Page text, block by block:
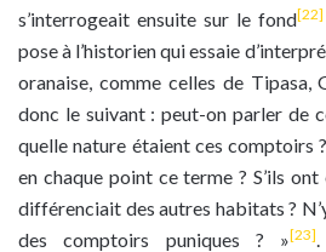
s’interrogeait ensuite sur le fond[22]
pose à l’historien qui essaie
oranaise, comme celles de Tipasa,
donc le suivant : peut-on parler de
quelle nature étaient ces comptoirs
en chaque point ce terme ? S’ils ont
différenciait des autres habitats ?
des comptoirs puniques ? »[23]